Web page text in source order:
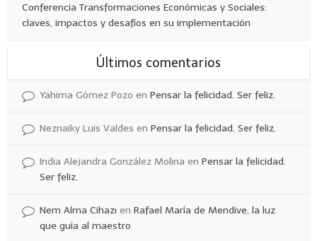
Conferencia Transformaciones Económicas y Sociales:
claves, impactos y desafíos en su implementación
Últimos comentarios
Yahima Gómez Pozo enPensar la felicidad. Ser feliz.
Neznaiky Luis Valdes enPensar la felicidad. Ser feliz.
India Alejandra González Molina enPensar la felicidad.
Ser feliz.
Nem Alma Cihazı enRafael María de Mendive, la luz
que guía al maestro